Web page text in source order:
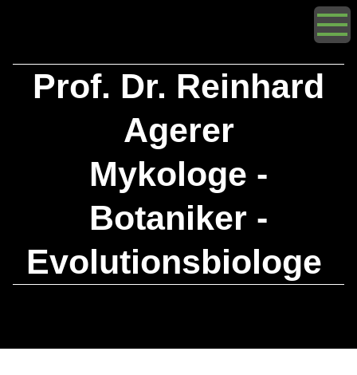
Prof. Dr. Reinhard
Agerer
Mykologe -
Botaniker -
Evolutionsbiologe